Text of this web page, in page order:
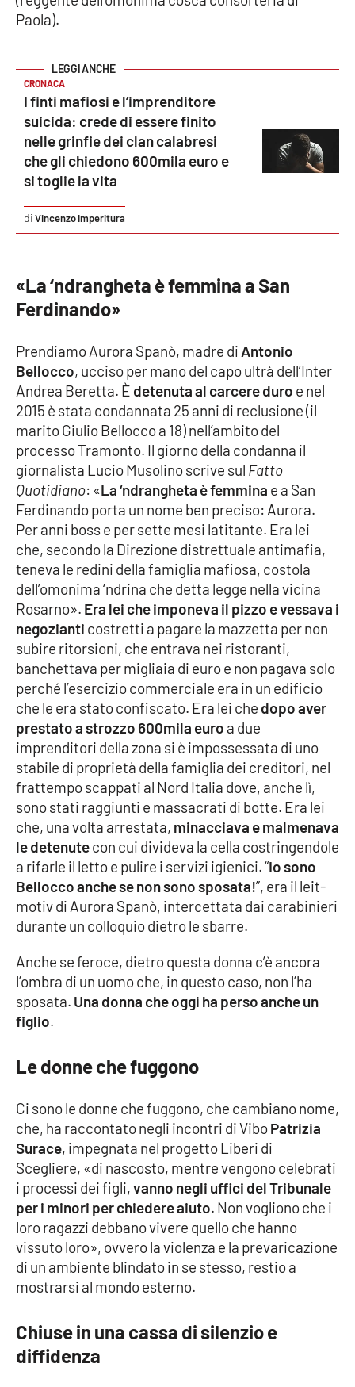
Android
Apple
Paola).
CRONACA
I finti mafiosi e l’imprenditore
suicida: crede di essere finito
nelle grinfie dei clan calabresi
che gli chiedono 600mila euro e
si toglie la vita
Vincenzo Imperitura
«La ‘ndrangheta è femmina a San
Ferdinando»
Prendiamo Aurora Spanò, madre di Antonio
Bellocco, ucciso per mano del capo ultrà dell’Inter
Andrea Beretta. È detenuta al carcere duro e nel
2015 è stata condannata 25 anni di reclusione (il
marito Giulio Bellocco a 18) nell’ambito del
processo Tramonto. Il giorno della condanna il
giornalista Lucio Musolino scrive sul Fatto
Quotidiano: «La ‘ndrangheta è femmina e a San
Ferdinando porta un nome ben preciso: Aurora.
Per anni boss e per sette mesi latitante. Era lei
che, secondo la Direzione distrettuale antimafia,
teneva le redini della famiglia mafiosa, costola
dell’omonima ‘ndrina che detta legge nella vicina
Rosarno». Era lei che imponeva il pizzo e vessava i
negozianti costretti a pagare la mazzetta per non
subire ritorsioni, che entrava nei ristoranti,
banchettava per migliaia di euro e non pagava solo
perché l’esercizio commerciale era in un edificio
che le era stato confiscato. Era lei che dopo aver
prestato a strozzo 600mila euro a due
imprenditori della zona si è impossessata di uno
stabile di proprietà della famiglia dei creditori, nel
frattempo scappati al Nord Italia dove, anche lì,
sono stati raggiunti e massacrati di botte. Era lei
che, una volta arrestata, minacciava e malmenava
le detenutecon cui divideva la cella costringendole
a rifarle il letto e pulire i servizi igienici. “Io sono
Bellocco anche se non sono sposata!”, era il leit-
motiv di Aurora Spanò, intercettata dai carabinieri
durante un colloquio dietro le sbarre.
Anche se feroce, dietro questa donna c’è ancora
l’ombra di un uomo che, in questo caso, non l’ha
sposata. Una donna che oggi ha perso anche un
figlio.
Le donne che fuggono
Ci sono le donne che fuggono, che cambiano nome,
che, ha raccontato negli incontri di ViboPatrizia
Surace, impegnata nel progetto Liberi di
Scegliere, «di nascosto, mentre vengono celebrati
i processi dei figli,vanno negli uffici del Tribunale
per i minori per chiedere aiuto. Non vogliono che i
loro ragazzi debbano vivere quello che hanno
vissuto loro», ovvero la violenza e la prevaricazione
di un ambiente blindato in se stesso, restio a
mostrarsi al mondo esterno.
Chiuse in una cassa di silenzio e
diffidenza